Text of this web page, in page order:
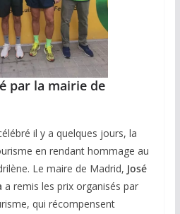
par la mairie de
il y a quelques jours, la
en rendant hommage au
Le maire de Madrid, José
a remis les prix organisés par
qui récompensent